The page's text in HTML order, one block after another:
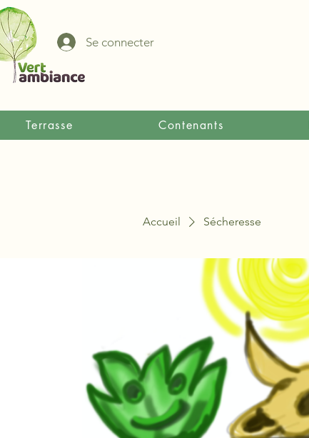
Se connecter
Terrasse Contenants
Accueil Sécheresse